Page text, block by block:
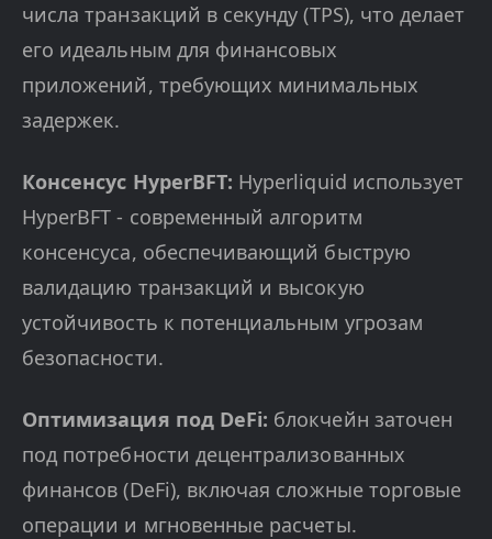
числа транзакций в секунду (TPS), что делает
его идеальным для финансовых
приложений, требующих минимальных
задержек.
Консенсус HyperBFT: Hyperliquid использует
HyperBFT - современный алгоритм
консенсуса, обеспечивающий быструю
валидацию транзакций и высокую
устойчивость к потенциальным угрозам
безопасности.
Оптимизация под DeFi: блокчейн заточен
под потребности децентрализованных
финансов (DeFi), включая сложные торговые
операции и мгновенные расчеты.